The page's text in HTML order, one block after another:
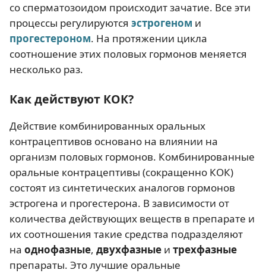
со сперматозоидом происходит зачатие. Все эти
процессы регулируются эстрогеном и
прогестероном. На протяжении цикла
соотношение этих половых гормонов меняется
несколько раз.
Как действуют КОК?
Действие комбинированных оральных
контрацептивов основано на влиянии на
организм половых гормонов. Комбинированные
оральные контрацептивы (сокращенно КОК)
состоят из синтетических аналогов гормонов
эстрогена и прогестерона. В зависимости от
количества действующих веществ в препарате и
их соотношения такие средства подразделяют
на однофазные, двухфазные и трехфазные
препараты. Это лучшие оральные